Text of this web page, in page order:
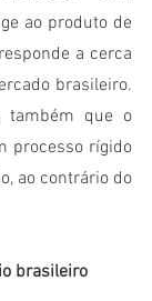
ao produto de
a cerca
brasileiro.
também que o
processo rígido
ao contrário do
brasileiro